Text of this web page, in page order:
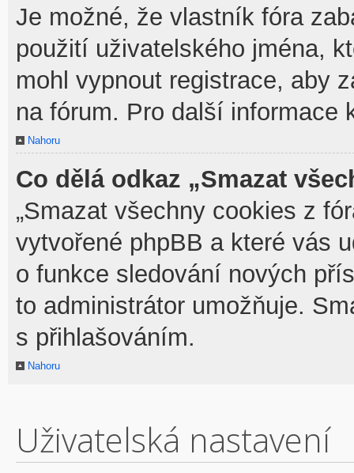
Je možné, že vlastník fóra
použití uživatelského jména,
mohl vypnout registrace, aby
na fórum. Pro další informace
Nahoru
Co dělá odkaz „Smazat
„Smazat všechny cookies z
vytvořené phpBB a které vás
o funkce sledování nových
to administrátor umožňuje.
s přihlašováním.
Nahoru
Uživatelská nastavení